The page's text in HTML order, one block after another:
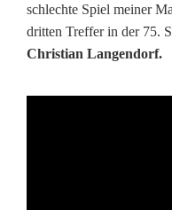
schlechte Spiel meiner
dritten Treffer in der 75.
Christian Langendorf.